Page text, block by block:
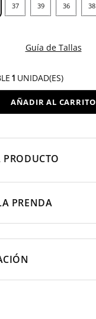
36
37 38
39
Guía de Tallas
1 UNIDAD(ES)
AÑADIR AL CARRITO
PRODUCTO
PRENDA